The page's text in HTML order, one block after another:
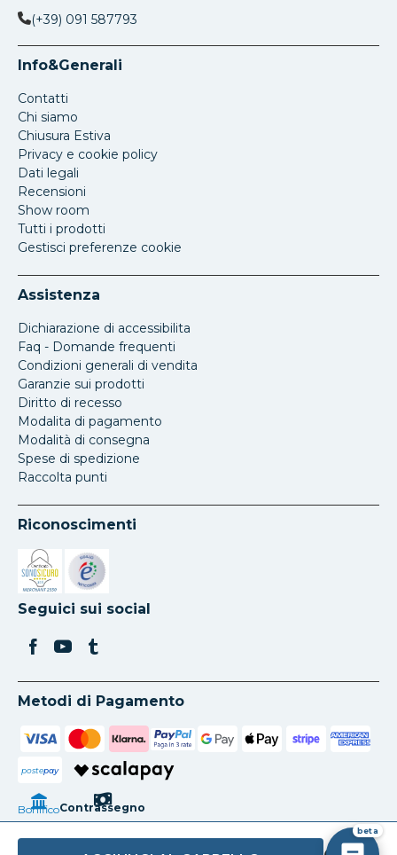
(+39) 091 587793
Info&Generali
Contatti
Chi siamo
Chiusura Estiva
Privacy e cookie policy
Dati legali
Recensioni
Show room
Tutti i prodotti
Gestisci preferenze cookie
Assistenza
Dichiarazione di accessibilita
Faq - Domande frequenti
Condizioni generali di vendita
Garanzie sui prodotti
Diritto di recesso
Modalita di pagamento
Modalità di consegna
Spese di spedizione
Raccolta punti
Riconoscimenti
Si apre in una nuova scheda
Si apre in una nuova scheda
Seguici sui social
Metodi di Pagamento
postepay
BonificoContrassegno
beta